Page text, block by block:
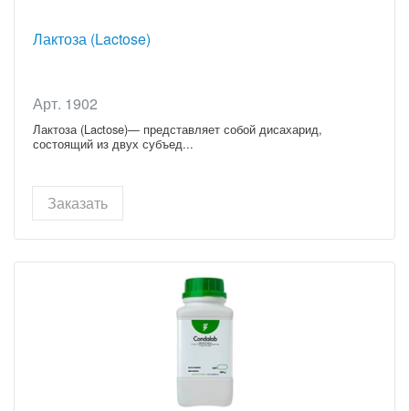
Лактоза (Lactose)
Арт. 1902
Лактоза (Lactose)— представляет собой дисахарид,
состоящий из двух субъед...
Заказать